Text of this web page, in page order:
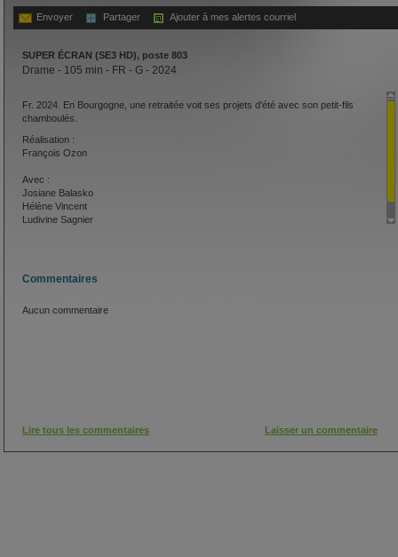
Envoyer Partager Ajouter à mes alertes courriel
SUPER ÉCRAN (SE3 HD), poste 803
Drame - 105 min - FR - G - 2024
Fr. 2024. En Bourgogne, une retraitée voit ses projets d'été avec son petit-fils
chamboulés.
Réalisation :
François Ozon
Avec :
Josiane Balasko
Hélène Vincent
Ludivine Sagnier
Commentaires
Aucun commentaire
Lire tous les commentaires Laisser un commentaire